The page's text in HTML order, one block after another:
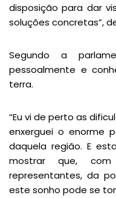
disposição para dar
soluções concretas”,
Segundo a
pessoalmente e
terra.
“Eu vi de perto as
enxerguei o enorme
daquela região. E
mostrar que,
representantes, da
este sonho pode se